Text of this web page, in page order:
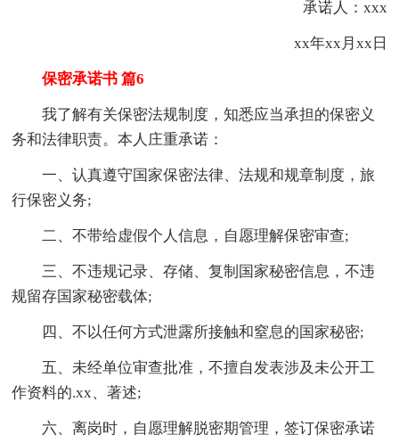
承诺人：xxx
xx年xx月xx日
保密承诺书 篇6
我了解有关保密法规制度，知悉应当承担的保密义
务和法律职责。本人庄重承诺：
一、认真遵守国家保密法律、法规和规章制度，旅
行保密义务;
二、不带给虚假个人信息，自愿理解保密审查;
三、不违规记录、存储、复制国家秘密信息，不违
规留存国家秘密载体;
四、不以任何方式泄露所接触和窒息的国家秘密;
五、未经单位审查批准，不擅自发表涉及未公开工
作资料的.xx、著述;
六、离岗时，自愿理解脱密期管理，签订保密承诺